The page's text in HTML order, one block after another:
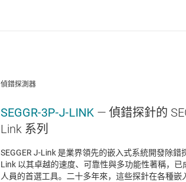
偵錯探測器
SEGGR-3P-J-LINK — 偵錯探針的
Link 系列
SEGGER J-Link 是業界領先的嵌入式系統開發除錯
Link 以其卓越的速度、可靠性與多功能性著稱，已
人員的首選工具。二十多年來，這些探針在各種嵌